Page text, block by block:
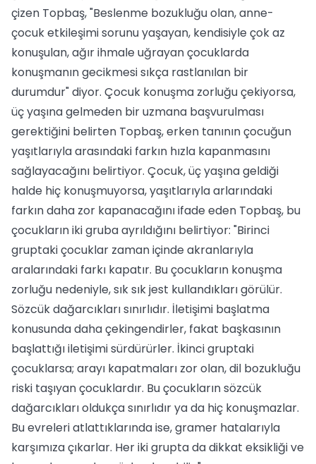
çizen Topbaş, "Beslenme bozukluğu olan, anne-
çocuk etkileşimi sorunu yaşayan, kendisiyle çok az
konuşulan, ağır ihmale uğrayan çocuklarda
konuşmanın gecikmesi sıkça rastlanılan bir
durumdur" diyor. Çocuk konuşma zorluğu çekiyorsa,
üç yaşına gelmeden bir uzmana başvurulması
gerektiğini belirten Topbaş, erken tanının çocuğun
yaşıtlarıyla arasındaki farkın hızla kapanmasını
sağlayacağını belirtiyor. Çocuk, üç yaşına geldiği
halde hiç konuşmuyorsa, yaşıtlarıyla arlarındaki
farkın daha zor kapanacağını ifade eden Topbaş, bu
çocukların iki gruba ayrıldığını belirtiyor: "Birinci
gruptaki çocuklar zaman içinde akranlarıyla
aralarındaki farkı kapatır. Bu çocukların konuşma
zorluğu nedeniyle, sık sık jest kullandıkları görülür.
Sözcük dağarcıkları sınırlıdır. İletişimi başlatma
konusunda daha çekingendirler, fakat başkasının
başlattığı iletişimi sürdürürler. İkinci gruptaki
çocuklarsa; arayı kapatmaları zor olan, dil bozukluğu
riski taşıyan çocuklardır. Bu çocukların sözcük
dağarcıkları oldukça sınırlıdır ya da hiç konuşmazlar.
Bu evreleri atlattıklarında ise, gramer hatalarıyla
karşımıza çıkarlar. Her iki grupta da dikkat eksikliği ve